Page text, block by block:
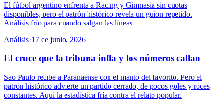
El fútbol argentino enfrenta a Racing y Gimnasia sin cuotas
disponibles, pero el patrón histórico revela un guion repetido.
Análisis frío para cuando salgan las líneas.
Análisis·17 de junio, 2026
El cruce que la tribuna infla y los números callan
Sao Paulo recibe a Paranaense con el manto del favorito. Pero el
patrón histórico advierte un partido cerrado, de pocos goles y roces
constantes. Aquí la estadística fría contra el relato popular.